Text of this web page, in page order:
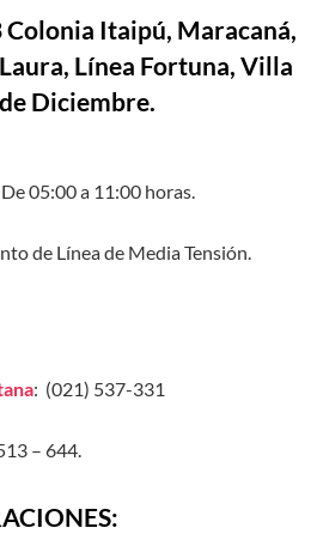
Colonia Itaipú, Maracaná,
Línea Fortuna, Villa
Diciembre.
05:00 a 11:00 horas.
de Línea de Media Tensión.
: (021) 537-331
– 644.